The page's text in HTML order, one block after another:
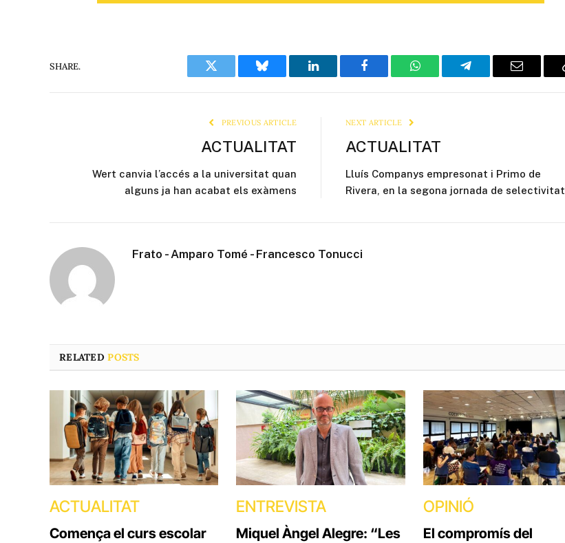
SHARE.
Twitter Bluesky LinkedIn Facebook WhatsAppTelegram Email
PREVIOUS ARTICLE
ACTUALITAT
Wert canvia l’accés a la universitat quan
alguns ja han acabat els exàmens
NEXT ARTICLE
ACTUALITAT
Lluís Companys empresonat i Primo de
Rivera, en la segona jornada de selectivitat
Frato - Amparo Tomé - Francesco Tonucci
RELATEDPOSTS
ACTUALITAT
Comença el curs escolar
ENTREVISTA
Miquel Àngel Alegre: “Les
OPINIÓ
El compromís del